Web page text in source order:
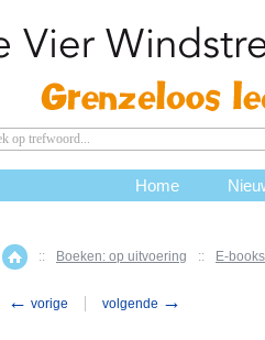
Home
:: Boeken: op uitvoering :: E-books
← vorige volgende →
Home